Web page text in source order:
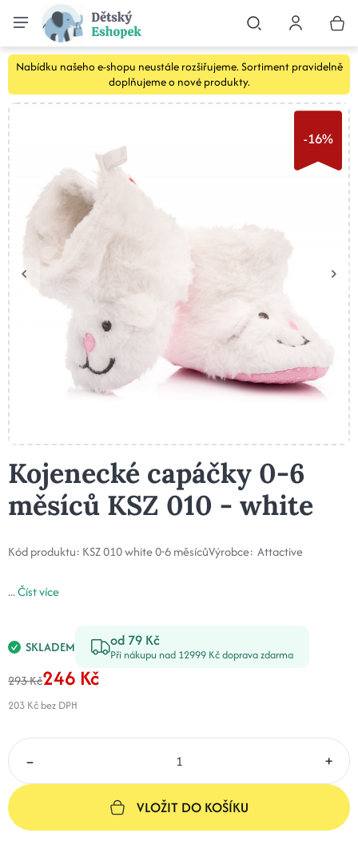
Nabídku našeho e-shopu neustále rozšiřujeme. Sortiment pravidelně
doplňujeme o nové produkty.
-16%
Kojenecké capáčky 0-6
měsíců KSZ 010 - white
Kód produktu: KSZ 010 white 0-6 měsícůVýrobce: Attactive
...Číst více
SKLADEM od 79 Kč
Při nákupu nad 12999 Kč doprava zdarma
293 Kč246 Kč
203 Kč bez DPH
– +
VLOŽIT DO KOŠÍKU